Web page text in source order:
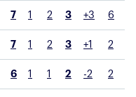
7 1 2 3 +3 6
7 1 2 3 +1 2
6 1 1 2 -2 2